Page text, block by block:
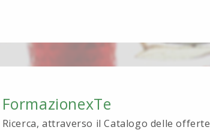
FormazionexTe
Ricerca, attraverso il Catalogo delle offerte